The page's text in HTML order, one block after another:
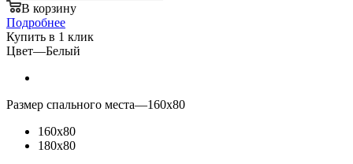
В корзину
Подробнее
Купить в 1 клик
Цвет—Белый
Размер спального места—160х80
160х80
180х80